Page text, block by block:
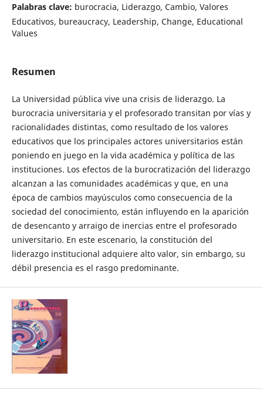
Palabras clave: burocracia, Liderazgo, Cambio, Valores
Educativos, bureaucracy, Leadership, Change, Educational
Values
Resumen
La Universidad pública vive una crisis de liderazgo. La
burocracia universitaria y el profesorado transitan por vías y
racionalidades distintas, como resultado de los valores
educativos que los principales actores universitarios están
poniendo en juego en la vida académica y política de las
instituciones. Los efectos de la burocratización del liderazgo
alcanzan a las comunidades académicas y que, en una
época de cambios mayúsculos como consecuencia de la
sociedad del conocimiento, están influyendo en la aparición
de desencanto y arraigo de inercias entre el profesorado
universitario. En este escenario, la constitución del
liderazgo institucional adquiere alto valor, sin embargo, su
débil presencia es el rasgo predominante.